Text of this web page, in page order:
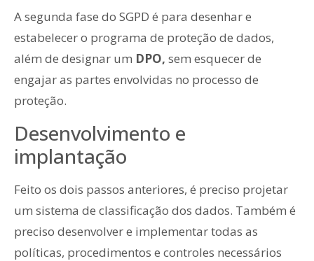
A segunda fase do SGPD é para desenhar e
estabelecer o programa de proteção de dados,
além de designar um DPO, sem esquecer de
engajar as partes envolvidas no processo de
proteção.
Desenvolvimento e
implantação
Feito os dois passos anteriores, é preciso projetar
um sistema de classificação dos dados. Também é
preciso desenvolver e implementar todas as
políticas, procedimentos e controles necessários